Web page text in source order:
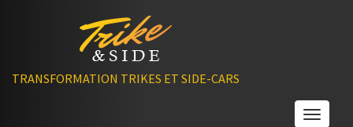
TRANSFORMATION TRIKES ET SIDE-CARS